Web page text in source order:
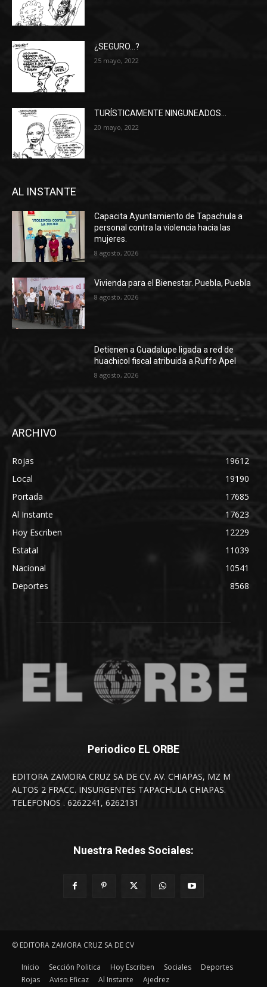
¿SEGURO…?
25 mayo, 2022
TURÍSTICAMENTE NINGUNEADOS…
20 mayo, 2022
AL INSTANTE
Capacita Ayuntamiento de Tapachula a
personal contra la violencia hacia las
mujeres.
8 agosto, 2026
Vivienda para el Bienestar. Puebla, Puebla
8 agosto, 2026
Detienen a Guadalupe ligada a red de
huachicol fiscal atribuida a Ruffo Apel
8 agosto, 2026
ARCHIVO
Rojas
19612
Local
19190
Portada
17685
Al Instante
17623
Hoy Escriben
12229
Estatal
11039
Nacional
10541
Deportes
8568
Periodico EL ORBE
EDITORA ZAMORA CRUZ SA DE CV. AV. CHIAPAS, MZ M
ALTOS 2 FRACC. INSURGENTES TAPACHULA CHIAPAS.
TELEFONOS . 6262241, 6262131
Nuestra Redes Sociales:
© EDITORA ZAMORA CRUZ SA DE CV
Inicio Sección Politica Hoy Escriben Sociales
Deportes
Rojas
Aviso Eficaz Al Instante Ajedrez